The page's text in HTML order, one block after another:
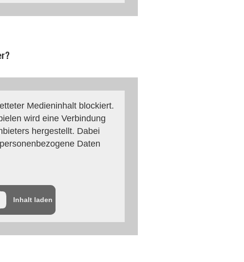
Medieninhalt blockiert.
wird eine Verbindung
hergestellt. Dabei
Daten
Inhalt laden